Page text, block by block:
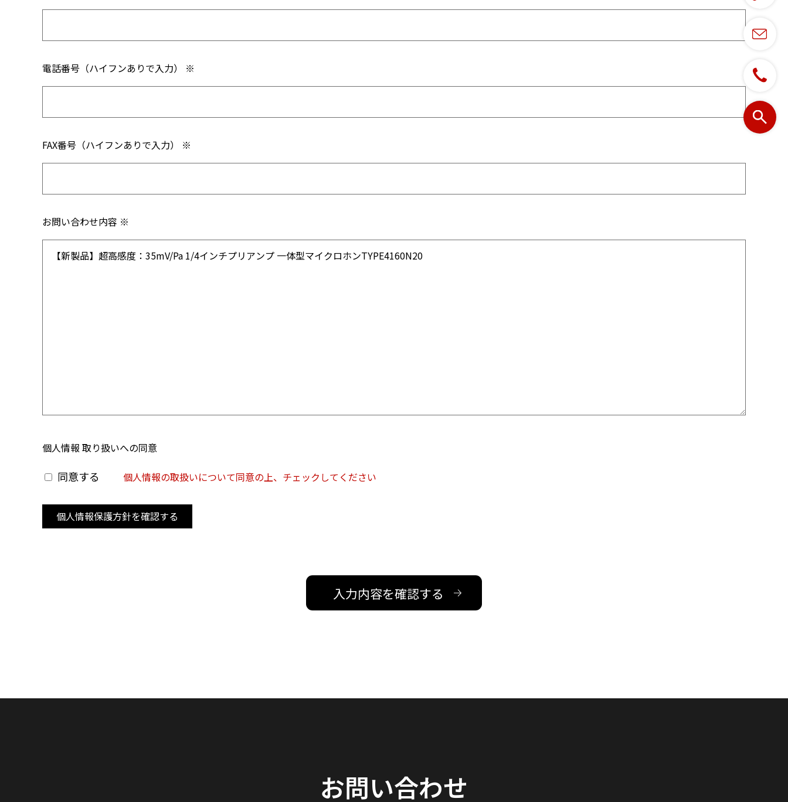
電話番号（ハイフンありで入力） ※
FAX番号（ハイフンありで入力） ※
お問い合わせ内容 ※
個人情報 取り扱いへの同意
同意する 個人情報の取扱いについて同意の上、チェックしてください
個人情報保護方針を確認する
お問い合わせ